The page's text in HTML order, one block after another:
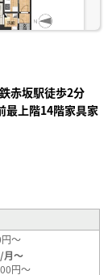
赤坂駅徒歩2分
最上階14階家具家
～
月～
円～